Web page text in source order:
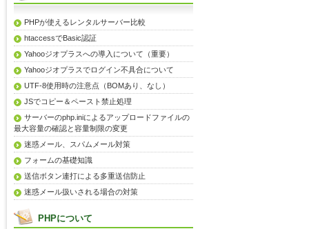
PHPが使えるレンタルサーバー比較
htaccessでBasic認証
Yahooジオプラスへの導入について（重要）
Yahooジオプラスでログイン不具合について
UTF-8使用時の注意点（BOMあり、なし）
JSでコピー＆ペースト禁止処理
サーバーのphp.iniによるアップロードファイルの
最大容量の確認と容量制限の変更
迷惑メール、スパムメール対策
フォームの基礎知識
送信ボタン連打による多重送信防止
迷惑メール扱いされる場合の対策
PHPについて